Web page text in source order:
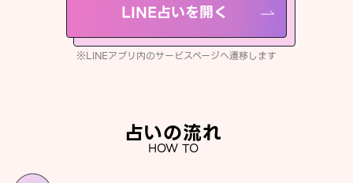
LINE占いを開く
※LINEアプリ内のサービスページへ遷移します
占いの流れ
HOW TO